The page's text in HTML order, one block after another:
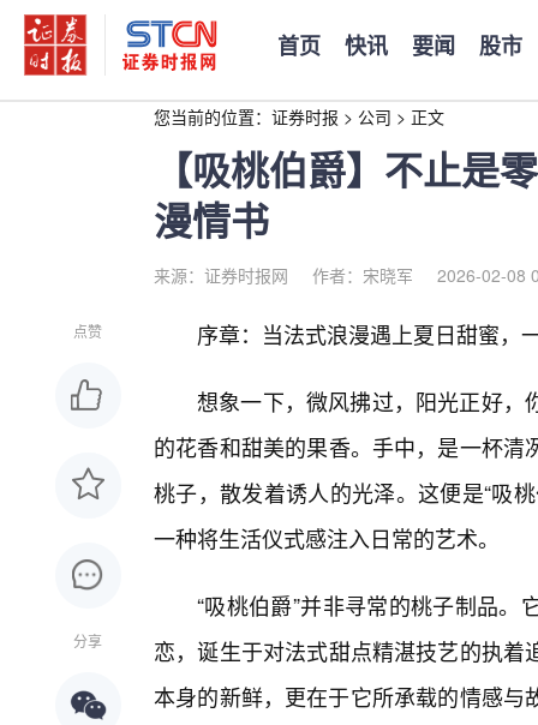
首页 快讯 要闻 股市
您当前的位置： 证券时报 > 公司 > 正文
【吸桃伯爵】不止是
漫情书
来源：证券时报网 作者：宋晓军 2026-02-08
点赞
分享
序章：当法式浪漫遇上夏日甜蜜，
想象一下，微风拂过，阳光正好，
的花香和甜美的果香。手中，是一杯
桃子，散发着诱人的光泽。这便是“吸
一种将生活仪式感注入日常的艺术。
“吸桃伯爵”并非寻常的桃子制品
恋，诞生于对法式甜点精湛技艺的执
本身的新鲜，更在于它所承载的情感与